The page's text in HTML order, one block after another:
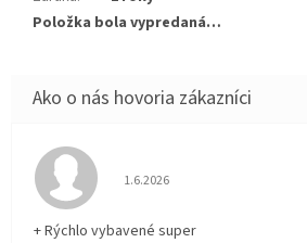
Položka bola vypredaná…
Hodnotenie obchodu je 5 z 5
1.6.2026
+ Rýchlo vybavené super